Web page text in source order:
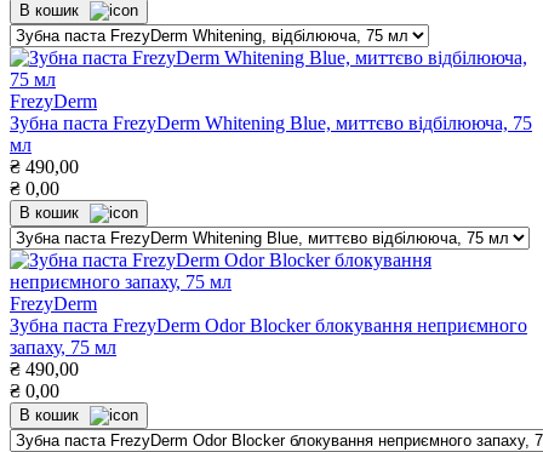
В кошик
FrezyDerm
Зубна паста FrezyDerm Whitening Blue, миттєво відбілююча, 75
мл
₴ 490,00
₴ 0,00
В кошик
FrezyDerm
Зубна паста FrezyDerm Odor Blocker блокування неприємного
запаху, 75 мл
₴ 490,00
₴ 0,00
В кошик